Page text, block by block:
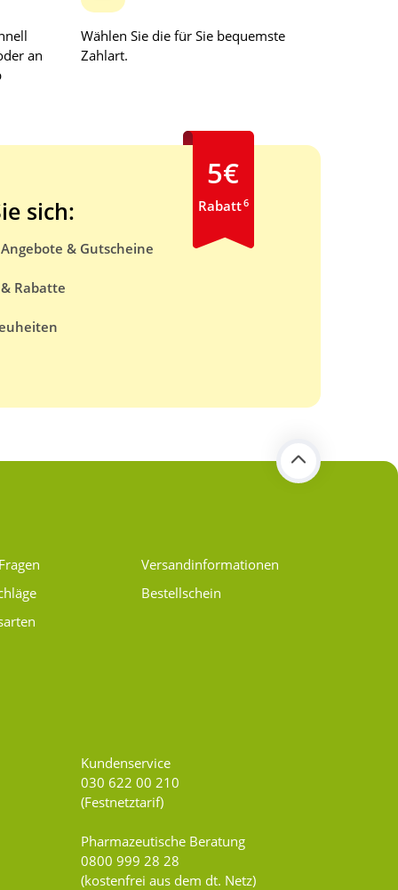
an
Wählen Sie die für Sie bequemste
Zahlart.
sich:
& Gutscheine
Rabatte
5€
Rabatt6
Versand­informationen
Bestellschein
Kundenservice
030 622 00 210
(Festnetztarif)
Pharmazeutische Beratung
0800 999 28 28
(kostenfrei aus dem dt. Netz)